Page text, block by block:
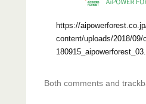
https://
content/uploads/2018/09/
Both comments and